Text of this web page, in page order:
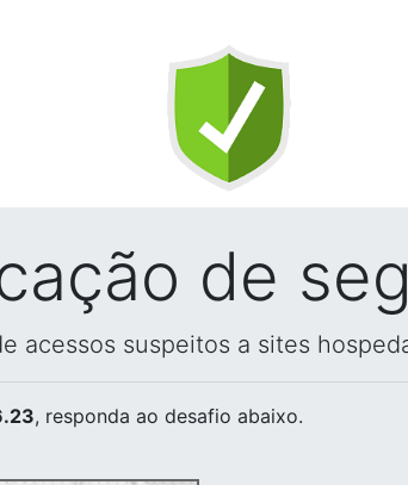
de
acessos suspeitos a sites
, responda ao desafio abaixo.